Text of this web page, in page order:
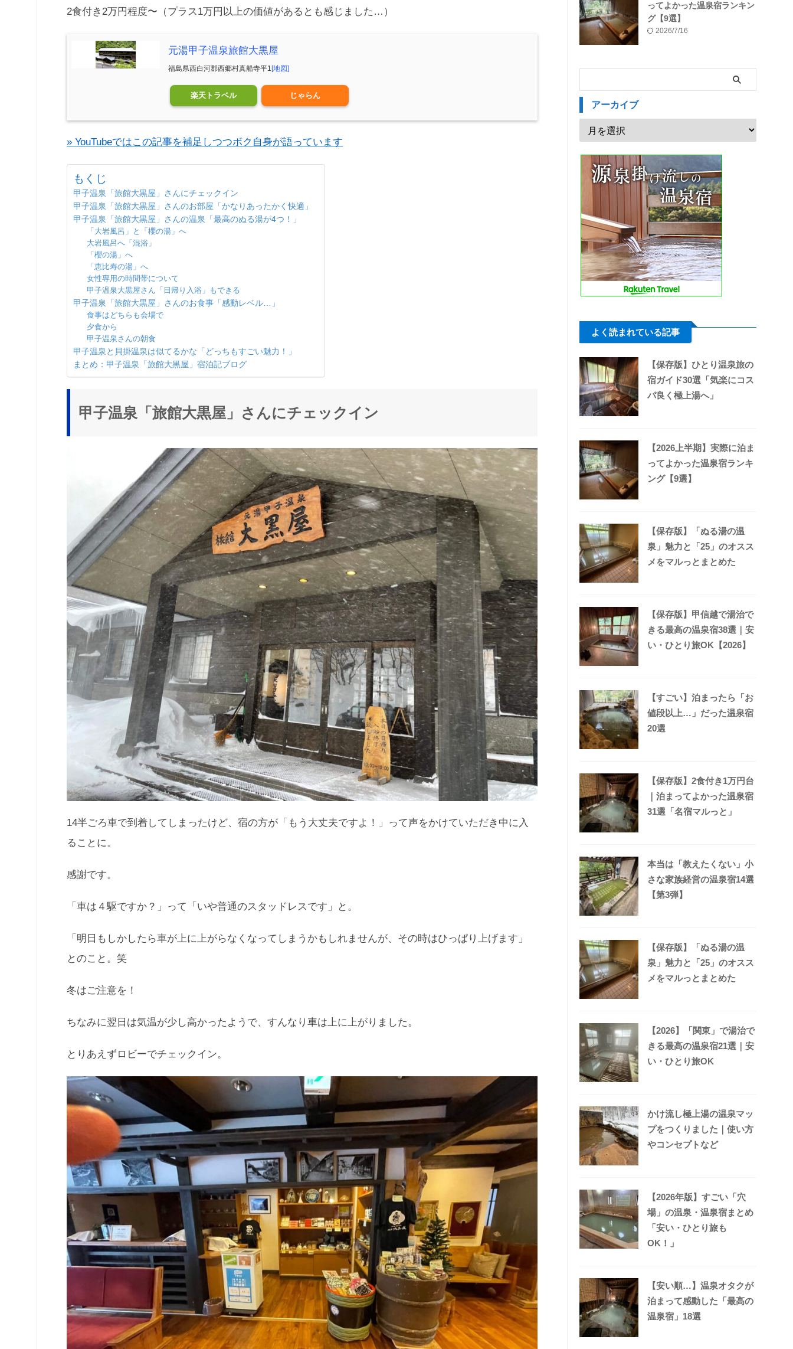
2食付き2万円程度〜（プラス1万円以上の価値があるとも感じました…）
元湯甲子温泉旅館大黒屋
福島県西白河郡西郷村真船寺平1 [地図]
楽天トラベル じゃらん
» YouTubeではこの記事を補足しつつボク自身が語っています
もくじ
甲子温泉「旅館大黒屋」さんにチェックイン
甲子温泉「旅館大黒屋」さんのお部屋「かなりあったかく快適」
甲子温泉「旅館大黒屋」さんの温泉「最高のぬる湯が4つ！」
「大岩風呂」と「櫻の湯」へ
大岩風呂へ「混浴」
「櫻の湯」へ
「恵比寿の湯」へ
女性専用の時間帯について
甲子温泉大黒屋さん「日帰り入浴」もできる
甲子温泉「旅館大黒屋」さんのお食事「感動レベル…」
食事はどちらも会場で
夕食から
甲子温泉さんの朝食
甲子温泉と貝掛温泉は似てるかな「どっちもすごい魅力！」
まとめ：甲子温泉「旅館大黒屋」宿泊記ブログ
甲子温泉「旅館大黒屋」さんにチェックイン
14半ごろ車で到着してしまったけど、宿の方が「もう大丈夫ですよ！」って声をかけていただき中に入
ることに。
感謝です。
「車は４駆ですか？」って「いや普通のスタッドレスです」と。
「明日もしかしたら車が上に上がらなくなってしまうかもしれませんが、その時はひっぱり上げます」
とのこと。笑
冬はご注意を！
ちなみに翌日は気温が少し高かったようで、すんなり車は上に上がりました。
とりあえずロビーでチェックイン。
ってよかった温泉宿ランキン
グ【9選】
2026/7/16
アーカイブ
よく読まれている記事
【保存版】ひとり温泉旅の
宿ガイド30選「気楽にコス
パ良く極上湯へ」
【2026上半期】実際に泊ま
ってよかった温泉宿ランキ
ング【9選】
【保存版】「ぬる湯の温
泉」魅力と「25」のオスス
メをマルっとまとめた
【保存版】甲信越で湯治で
きる最高の温泉宿38選｜安
い・ひとり旅OK【2026】
【すごい】泊まったら「お
値段以上…」だった温泉宿
20選
【保存版】2食付き1万円台
｜泊まってよかった温泉宿
31選「名宿マルっと」
本当は「教えたくない」小
さな家族経営の温泉宿14選
【第3弾】
【保存版】「ぬる湯の温
泉」魅力と「25」のオスス
メをマルっとまとめた
【2026】「関東」で湯治で
きる最高の温泉宿21選｜安
い・ひとり旅OK
かけ流し極上湯の温泉マッ
プをつくりました｜使い方
やコンセプトなど
【2026年版】すごい「穴
場」の温泉・温泉宿まとめ
「安い・ひとり旅も
OK！」
【安い順…】温泉オタクが
泊まって感動した「最高の
温泉宿」18選